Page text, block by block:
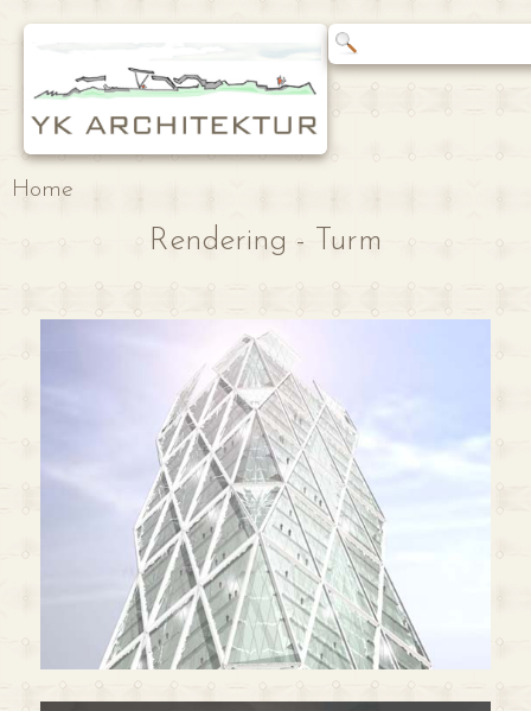
Home
Rendering - Turm